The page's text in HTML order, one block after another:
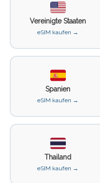
Vereinigte Staaten
eSIM kaufen →
Spanien
eSIM kaufen →
Thailand
eSIM kaufen →